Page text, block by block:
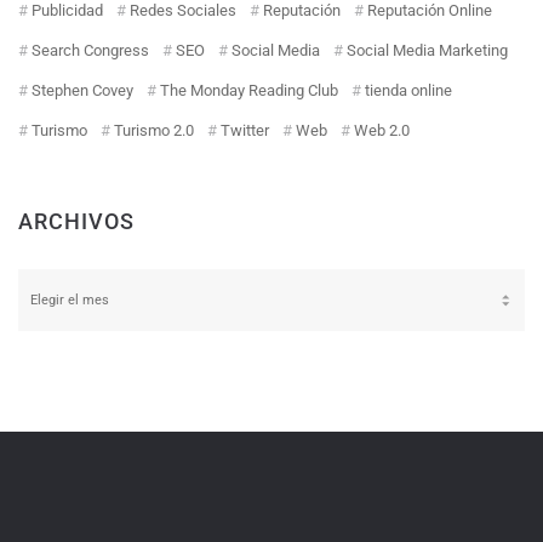
Publicidad Redes Sociales Reputación Reputación Online
Search Congress SEO Social Media Social Media Marketing
Stephen Covey The Monday Reading Club tienda online
Turismo Turismo 2.0 Twitter Web Web 2.0
ARCHIVOS